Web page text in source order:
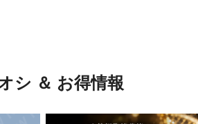
シ ＆ お得情報